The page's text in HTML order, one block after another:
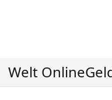
Welt Online